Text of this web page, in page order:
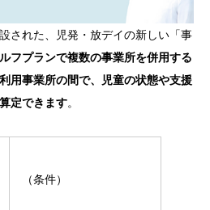
された、児発・放デイの新しい「事
フプランで複数の事業所を併用する
用事業所の間で、児童の状態や支援
定できます。
（条件）